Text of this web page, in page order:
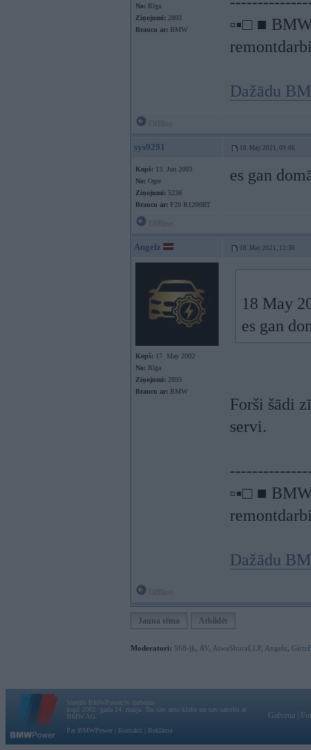
No: Rīga
Ziņojumi: 2893
Braucu ar: BMW
▫▪□ ■
Dažādu
sys9291 18. May 2021, 09:06
Kopš: 13. Jun 2003
No: Ogre
Ziņojumi: 5238
Braucu ar: F20 R1200RT
es gan
Angelz 18. May 2021, 12:36
Kopš: 17. May 2002
No: Rīga
Ziņojumi: 2893
Braucu ar: BMW
18 May
es gan
Forši šādi
servi.
▫▪□ ■
Dažādu
Jauna tēma Atbildēt
Moderatori: 968-jk AV AiwaShuraLLP, Angelz
Vortāls BMWPower.lv darbojas
kopš 2002. gada 14. maija. Tas nav auto klubs un nav saistīts ar
BMW AG.
Par BMWPower
Kontakti Reklāma
Galvena